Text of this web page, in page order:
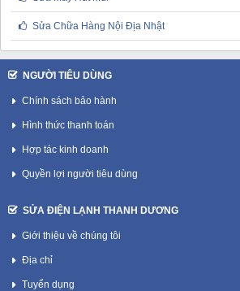
Sửa Chữa Hàng Nội Địa Nhật
NGƯỜI TIÊU DÙNG
Chính sách bảo hành
Hình thức thanh toán
Hợp tác kinh doanh
Quyền lợi người tiêu dùng
SỬA ĐIỆN LẠNH THANH DƯƠNG
Giới thiệu về chúng tôi
Địa chỉ
Tuyển dụng